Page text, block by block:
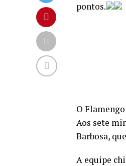
pontos.
O
Aos sete
Barbosa,
A equipe